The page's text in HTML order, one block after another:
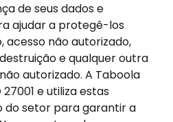
de seus dados e
ajudar a protegê-los
acesso não autorizado,
e qualquer outra
autorizado. A Taboola
e utiliza estas
do setor para garantir a